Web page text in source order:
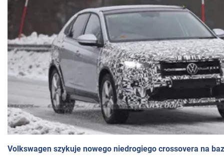
Volkswagen szykuje nowego niedrogiego crossovera na